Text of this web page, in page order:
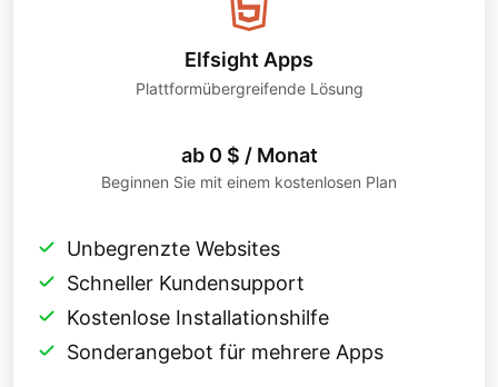
Elfsight Apps
Plattformübergreifende Lösung
ab 0 $ / Monat
Beginnen Sie mit einem kostenlosen Plan
Unbegrenzte Websites
Schneller Kundensupport
Kostenlose Installationshilfe
Sonderangebot für mehrere Apps